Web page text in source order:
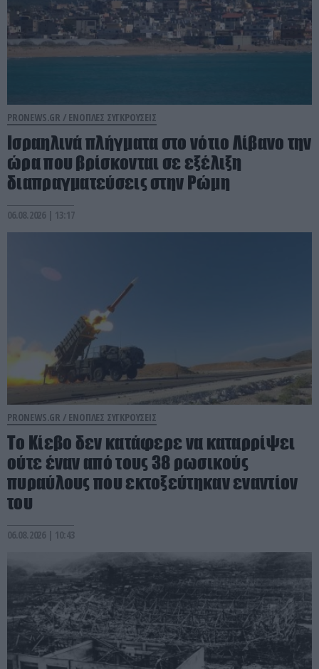
PRONEWS.GR / ΕΝΟΠΛΕΣ ΣΥΓΚΡΟΥΣΕΙΣ
Ισραηλινά πλήγματα στο νότιο Λίβανο την
ώρα που βρίσκονται σε εξέλιξη
διαπραγματεύσεις στην Ρώμη
06.08.2026 | 13:17
PRONEWS.GR / ΕΝΟΠΛΕΣ ΣΥΓΚΡΟΥΣΕΙΣ
Το Κίεβο δεν κατάφερε να καταρρίψει
ούτε έναν από τους 38 ρωσικούς
πυραύλους που εκτοξεύτηκαν εναντίον
του
06.08.2026 | 10:43